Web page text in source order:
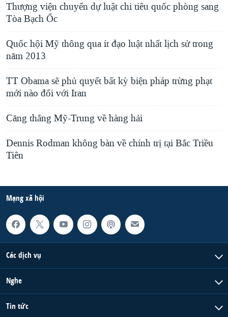
Thượng viện chuyển dự luật chi tiêu quốc phòng sang
Tòa Bạch Ốc
Quốc hội Mỹ thông qua ít đạo luật nhất lịch sử trong
năm 2013
TT Obama sẽ phủ quyết bất kỳ biện pháp trừng phạt
mới nào đối với Iran
Căng thẳng Mỹ-Trung về hàng hải
Dennis Rodman không bàn về chính trị tại Bắc Triều
Tiên
Mạng xã hội
Các dịch vụ
Nghe
Tin tức